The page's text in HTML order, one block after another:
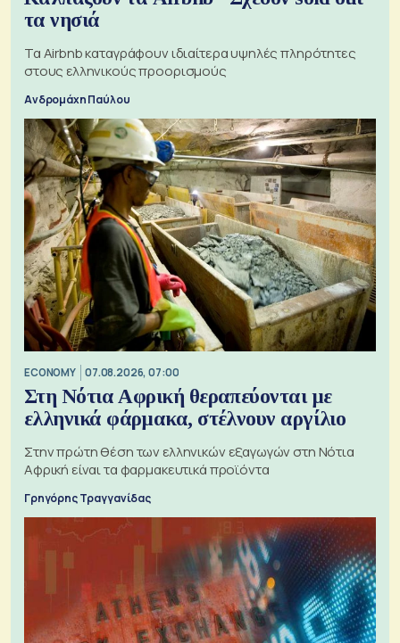
τα νησιά
Τα Airbnb καταγράφουν ιδιαίτερα υψηλές πληρότητες
στους ελληνικούς προορισμούς
Ανδρομάχη Παύλου
ECONOMY 07.08.2026, 07:00
Στη Νότια Αφρική θεραπεύονται με
ελληνικά φάρμακα, στέλνουν αργίλιο
Στην πρώτη θέση των ελληνικών εξαγωγών στη Νότια
Αφρική είναι τα φαρμακευτικά προϊόντα
Γρηγόρης Τραγγανίδας